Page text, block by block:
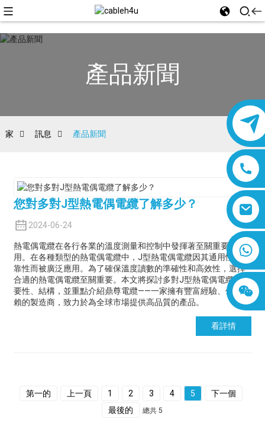
8618019377761
產品新聞
家 訊息 產品新聞
您對多對J型熱電偶電纜了解多少？
2024-06-24
熱電偶電纜在各行各業的溫度測量和控制中發揮著至關重要的作
用。在各種類型的熱電偶電纜中，J型熱電偶電纜因其通用性和可
靠性而被廣泛應用。為了確保溫度讀數的準確性和高效性，選擇
合適的熱電偶電纜至關重要。本文將探討多對J型熱電偶電纜的重
要性、結構，並重點介紹鼎尊電纜——一家擁有豐富經驗、值得信
賴的製造商，致力於為全球市場提供高品質的產品。
看詳情
第一的 上一頁 1 2 3 4 5
下一個
最後的
總共 5